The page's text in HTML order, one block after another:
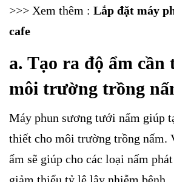
>>> Xem thêm : Lắp đặt máy
cafe
a. Tạo ra độ ẩm cần
môi trường trồng
Máy phun sương tưới nấm giúp
thiết cho môi trường trồng nấm.
ẩm sẽ giúp cho các loại nấm